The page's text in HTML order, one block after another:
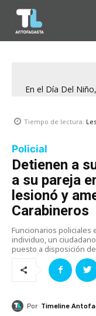
En el Día Del
Tiempo de lectura:
Policial
Detienen a
a su pareja
lesionó y
Carabineros
Funcionarios policiales
individuo, un
puesto a disposición
Por Timeline